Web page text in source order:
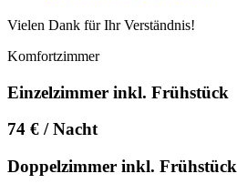
Vielen Dank für Ihr Verständnis!
Komfortzimmer
Einzelzimmer inkl. Frühstück
74 € / Nacht
Doppelzimmer inkl. Frühstück